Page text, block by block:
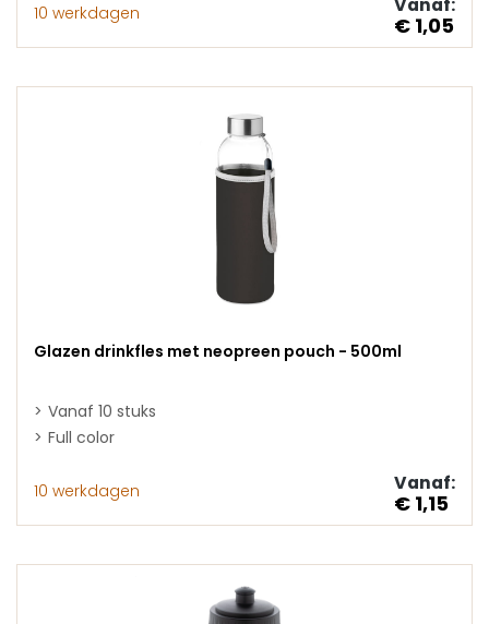
10 werkdagen € 1,05
Glazen drinkfles met neopreen pouch - 500ml
Vanaf 10 stuks
Full color
10 werkdagen Vanaf:
€ 1,15